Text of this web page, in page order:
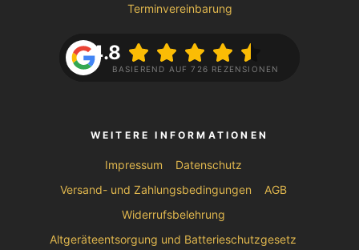
Terminvereinbarung
4.8
BASIEREND AUF 726 REZENSIONEN
WEITERE INFORMATIONEN
Impressum
Datenschutz
Versand- und Zahlungsbedingungen
AGB
Widerrufsbelehrung
Altgeräteentsorgung und Batterieschutzgesetz